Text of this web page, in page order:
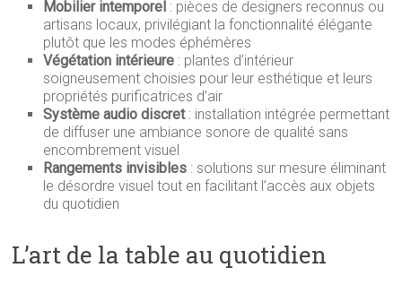
Mobilier intemporel : pièces de designers reconnus ou
artisans locaux, privilégiant la fonctionnalité élégante
plutôt que les modes éphémères
Végétation intérieure : plantes d’intérieur
soigneusement choisies pour leur esthétique et leurs
propriétés purificatrices d’air
Système audio discret: installation intégrée permettant
de diffuser une ambiance sonore de qualité sans
encombrement visuel
Rangements invisibles : solutions sur mesure éliminant
le désordre visuel tout en facilitant l’accès aux objets
du quotidien
L’art de la table au quotidien